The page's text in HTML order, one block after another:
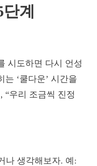
계
시도하면 다시 언성
‘쿨다운’ 시간을
“우리 조금씩 진정
나 생각해보자. 예: